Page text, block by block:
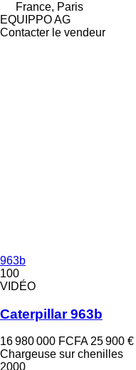
France, Paris
EQUIPPO AG
Contacter le vendeur
963b
100
VIDÉO
Caterpillar 963b
16 980 000 FCFA 25 900 €
Chargeuse sur chenilles
2000